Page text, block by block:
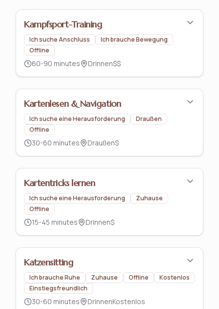
Kampfsport-Training
Ich suche Anschluss
Ich brauche Bewegung
Offline
60-90 minutes Drinnen$$
Kartenlesen & Navigation
Ich suche eine Herausforderung
Draußen
Offline
30-60 minutes Draußen$
Kartentricks lernen
Ich suche eine Herausforderung
Zuhause
Offline
15-45 minutes Drinnen$
Katzensitting
Ich brauche Ruhe Zuhause Offline
Kostenlos
Einstiegsfreundlich
30-60 minutes DrinnenKostenlos